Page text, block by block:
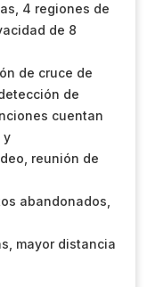
4 regiones de
de 8
de cruce de
de
cuentan
y
reunión de
abandonados,
mayor distancia